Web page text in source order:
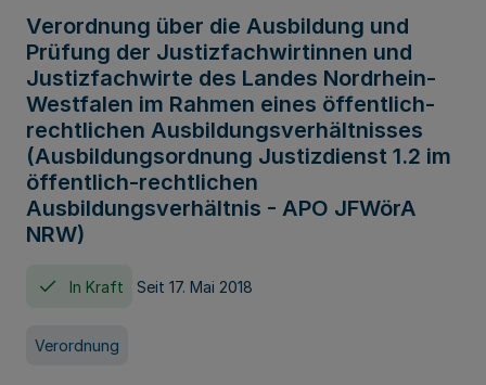
Verordnung über die Ausbildung und
Prüfung der Justizfachwirtinnen und
Justizfachwirte des Landes Nordrhein-
Westfalen im Rahmen eines öffentlich-
rechtlichen Ausbildungsverhältnisses
(Ausbildungsordnung Justizdienst 1.2 im
öffentlich-rechtlichen
Ausbildungsverhältnis - APO JFWörA
NRW)
In Kraft Seit 17. Mai 2018
Verordnung